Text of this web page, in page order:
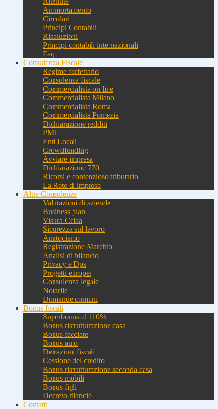
Ammortamento
Circolari
Principi Contabili
Risoluzioni
Principi contabili internazionali
Faq
Consulenza Fiscale
Regime forfettario
Consulenza fiscale
Commercialista on line
Commercialista Milano
Commercialista Roma
Commercialista Pomezia
Dichiarazione redditi
PMI
Enti Locali
Crowdfunding
Avviare impresa
Dichiarazione 770
Ricorsi e contenzioso tributario
La Rete di imprese
Altre Consulenze
Valutazioni di aziende
Business plan
Visura Cciaa
Sicurezza sul lavoro
Anatocismo
Registrazione Marchio
Analisi di bilancio
Privacy e Dps
Progetti europei
Consulenza legale
Notarile
Domande comuni
Bonus fiscali
Superbonus al 110%
Bonus ristrutturazione casa
Bonus facciate
Bonus auto
Detrazioni fiscali
Cessione del credito
Bonus ristrutturazione seconda casa
Bonus mobili
Bonus figli
Decreto rilancio
Contatti